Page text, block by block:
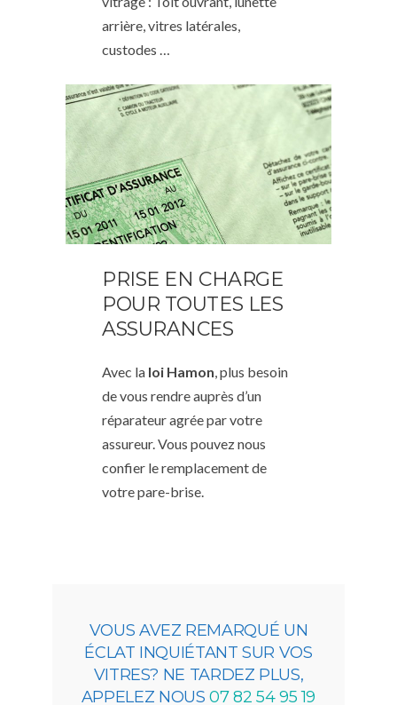
arrière, vitres latérales,
custodes …
PRISE EN CHARGE
POUR TOUTES LES
ASSURANCES
Avec la loi Hamon, plus besoin
de vous rendre auprès d’un
réparateur agrée par votre
assureur. Vous pouvez nous
confier le remplacement de
votre pare-brise.
VOUS AVEZ REMARQUÉ UN
ÉCLAT INQUIÉTANT SUR VOS
VITRES? NE TARDEZ PLUS,
APPELEZ NOUS07 82 54 95 19